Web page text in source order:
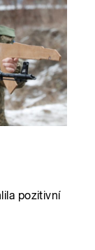
pozitivní